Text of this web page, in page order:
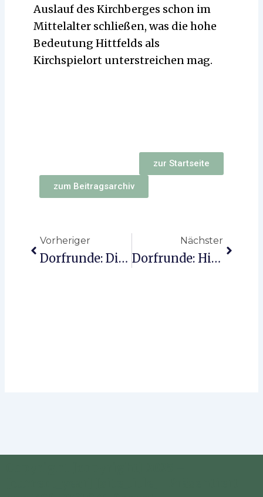
Auslauf des Kirchberges schon im
Mittelalter schließen, was die hohe
Bedeutung Hittfelds als
Kirchspielort unterstreichen mag.
zur Startseite
zum Beitragsarchiv
Vorheriger
Dorfrunde: Die Schule
Nächster
Dorfrunde: Hittfelder Schulstraße Ost